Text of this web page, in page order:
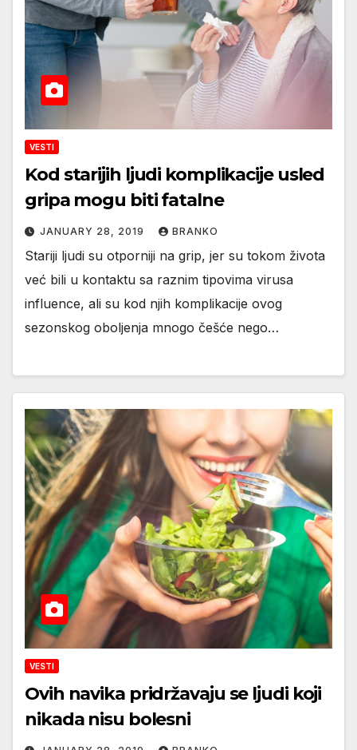
VESTI
Kod starijih ljudi komplikacije usled
gripa mogu biti fatalne
JANUARY 28, 2019 BRANKO
Stariji ljudi su otporniji na grip, jer su tokom života
već bili u kontaktu sa raznim tipovima virusa
influence, ali su kod njih komplikacije ovog
sezonskog oboljenja mnogo češće nego…
VESTI
Ovih navika pridržavaju se ljudi koji
nikada nisu bolesni